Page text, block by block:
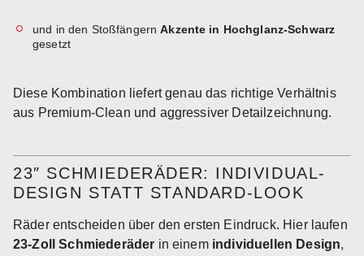
und in den StoßfängernAkzente in Hochglanz-Schwarz
gesetzt
Diese Kombination liefert genau das richtige Verhältnis
aus Premium-Clean und aggressiver Detailzeichnung.
23″ SCHMIEDERÄDER: INDIVIDUAL-
DESIGN STATT STANDARD-LOOK
Räder entscheiden über den ersten Eindruck. Hier laufen
23-Zoll Schmiederäder in einem individuellen Design,